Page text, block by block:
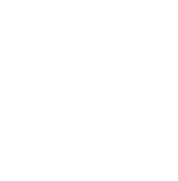
だ「指名買い」】